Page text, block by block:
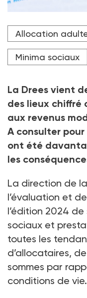
Dans l'édition 2024
prestations
Crédit photo HJBC -
Allocation
Minima sociaux
La Drees vient
des lieux chiffré
aux revenus
A consulter
ont été
les
La direction de
l’évaluation et
l’édition 2024
sociaux et
toutes les
d’allocataires,
sommes par
conditions de vie.